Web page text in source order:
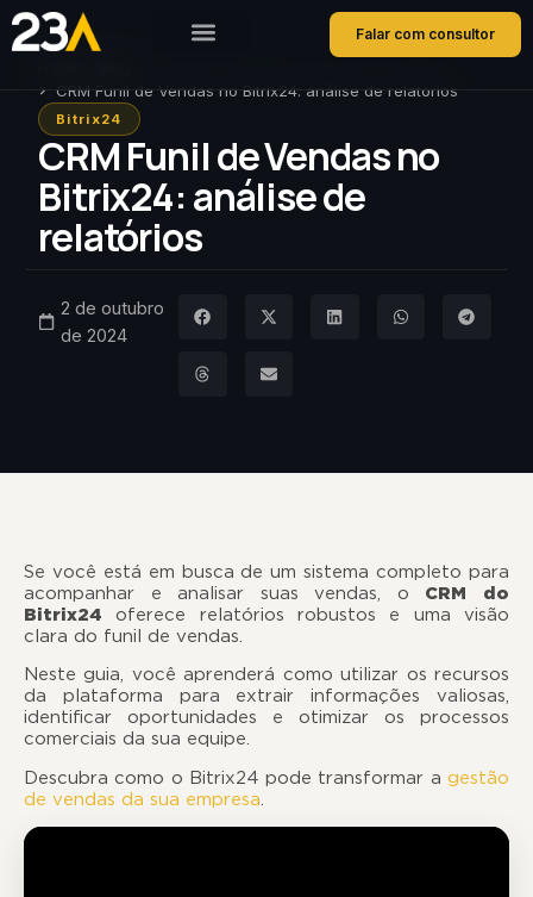
Falar com consultor
CRM Funil de Vendas no Bitrix24: análise de relatórios
Bitrix24
CRM Funil de Vendas no
Bitrix24: análise de
relatórios
2 de outubro
de 2024
Se você está em busca de um sistema completo para
acompanhar e analisar suas vendas, o CRM do
Bitrix24 oferece relatórios robustos e uma visão
clara do funil de vendas.
Neste guia, você aprenderá como utilizar os recursos
da plataforma para extrair informações valiosas,
identificar oportunidades e otimizar os processos
comerciais da sua equipe.
Descubra como o Bitrix24 pode transformar a gestão
de vendas da sua empresa.